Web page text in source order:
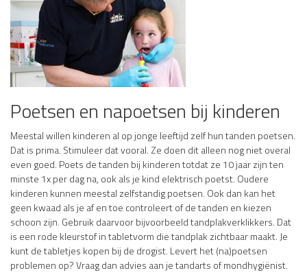
Poetsen en napoetsen bij kinderen
Meestal willen kinderen al op jonge leeftijd zelf hun tanden poetsen.
Dat is prima. Stimuleer dat vooral. Ze doen dit alleen nog niet overal
even goed. Poets de tanden bij kinderen totdat ze 10 jaar zijn ten
minste 1x per dag na, ook als je kind elektrisch poetst. Oudere
kinderen kunnen meestal zelfstandig poetsen. Ook dan kan het
geen kwaad als je af en toe controleert of de tanden en kiezen
schoon zijn. Gebruik daarvoor bijvoorbeeld tandplakverklikkers. Dat
is een rode kleurstof in tabletvorm die tandplak zichtbaar maakt. Je
kunt de tabletjes kopen bij de drogist. Levert het (na)poetsen
problemen op? Vraag dan advies aan je tandarts of mondhygiënist.